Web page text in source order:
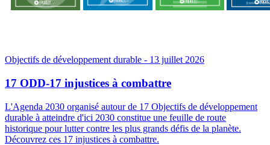
Objectifs de développement durable - 13 juillet 2026
17 ODD-17 injustices à combattre
L'Agenda 2030 organisé autour de 17 Objectifs de développement
durable à atteindre d'ici 2030 constitue une feuille de route
historique pour lutter contre les plus grands défis de la planète.
Découvrez ces 17 injustices à combattre.